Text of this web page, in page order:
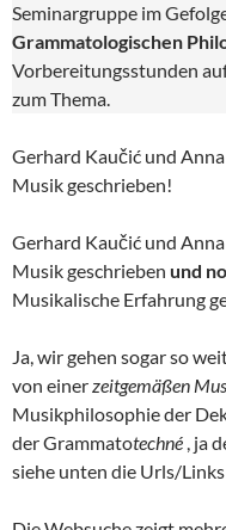
Seminargruppe im
Grammatologischen
Vorbereitungsstunden
zum Thema.
Gerhard Kaučić und
Musik geschrieben!
Gerhard Kaučić und
Musik geschrieben und
Musikalische Erfahrung
Ja, wir gehen sogar so
von einerzeitgemäßen
Musikphilosophie der
der Grammatotechné , ja
siehe unten die Urls/